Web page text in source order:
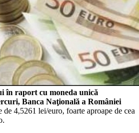
în raport cu moneda unică
Banca Naţională a României
de 4,5261 lei/euro, foarte aproape de cea